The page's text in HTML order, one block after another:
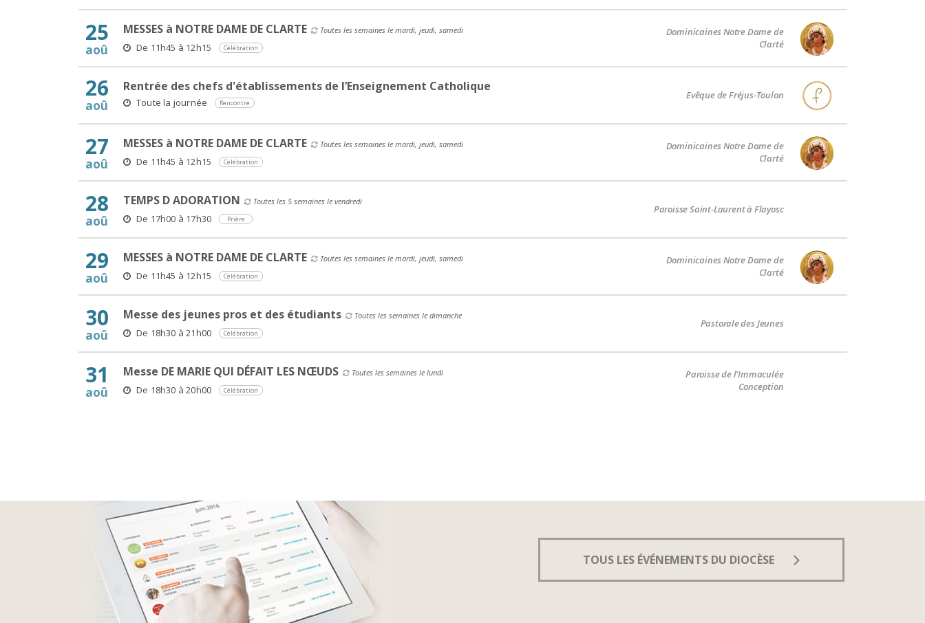
25
aoû
MESSES à NOTRE DAME DE CLARTE Toutes les semaines le mardi, jeudi, samedi
De 11h45 à 12h15 Célébration
Dominicaines Notre Dame de
Clarté
26
aoû
Rentrée des chefs d'établissements de l’Enseignement Catholique
Toute la journée Rencontre
Evêque de Fréjus-Toulon
27
aoû
MESSES à NOTRE DAME DE CLARTE Toutes les semaines le mardi, jeudi, samedi
De 11h45 à 12h15 Célébration
Dominicaines Notre Dame de
Clarté
28
aoû
TEMPS D ADORATION Toutes les 5 semaines le vendredi
De 17h00 à 17h30 Prière
Paroisse Saint-Laurent à Flayosc
29
aoû
MESSES à NOTRE DAME DE CLARTE Toutes les semaines le mardi, jeudi, samedi
De 11h45 à 12h15 Célébration
Dominicaines Notre Dame de
Clarté
30
aoû
Messe des jeunes pros et des étudiants Toutes les semaines le dimanche
De 18h30 à 21h00 Célébration
Pastorale des Jeunes
31
aoû
Messe DE MARIE QUI DÉFAIT LES NŒUDS Toutes les semaines le lundi
De 18h30 à 20h00 Célébration
Paroisse de l'Immaculée
Conception
TOUS LES ÉVÉNEMENTS DU DIOCÈSE